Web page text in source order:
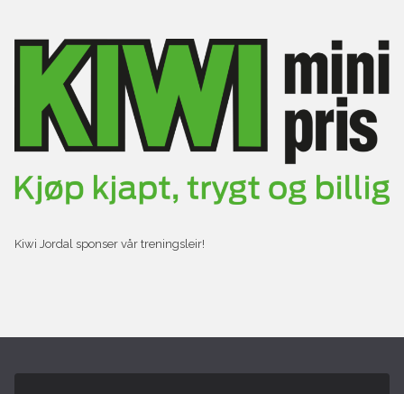
Kiwi Jordal sponser vår treningsleir!